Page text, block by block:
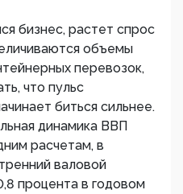
бизнес, растет спрос
объемы
перевозок,
что пульс
биться сильнее.
динамика ВВП
расчетам, в
валовой
процента в годовом